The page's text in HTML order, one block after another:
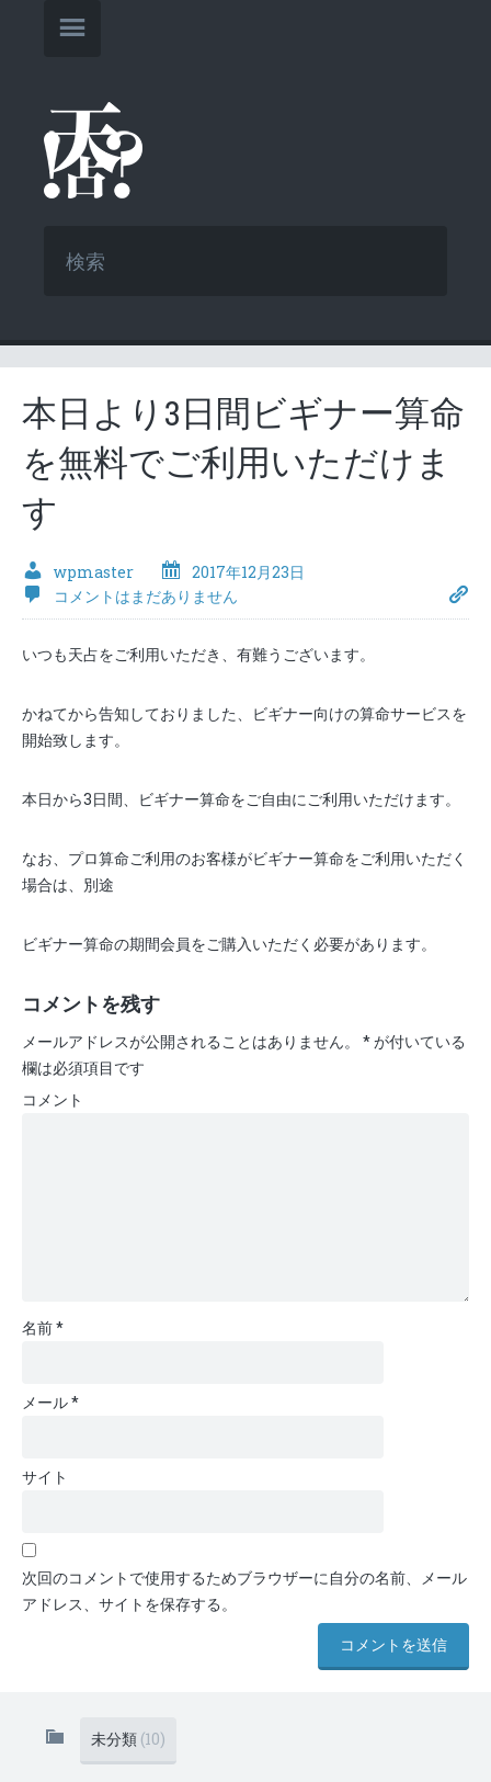
本日より3日間ビギナー算命
を無料でご利用いただけま
す
wpmaster
2017年12月23日
コメントはまだありません
いつも天占をご利用いただき、有難うございます。
かねてから告知しておりました、ビギナー向けの算命サービスを
開始致します。
本日から3日間、ビギナー算命をご自由にご利用いただけます。
なお、プロ算命ご利用のお客様がビギナー算命をご利用いただく
場合は、別途
ビギナー算命の期間会員をご購入いただく必要があります。
コメントを残す
メールアドレスが公開されることはありません。 *が付いている
欄は必須項目です
コメント
名前*
メール*
サイト
次回のコメントで使用するためブラウザーに自分の名前、メール
アドレス、サイトを保存する。
未分類 (10)